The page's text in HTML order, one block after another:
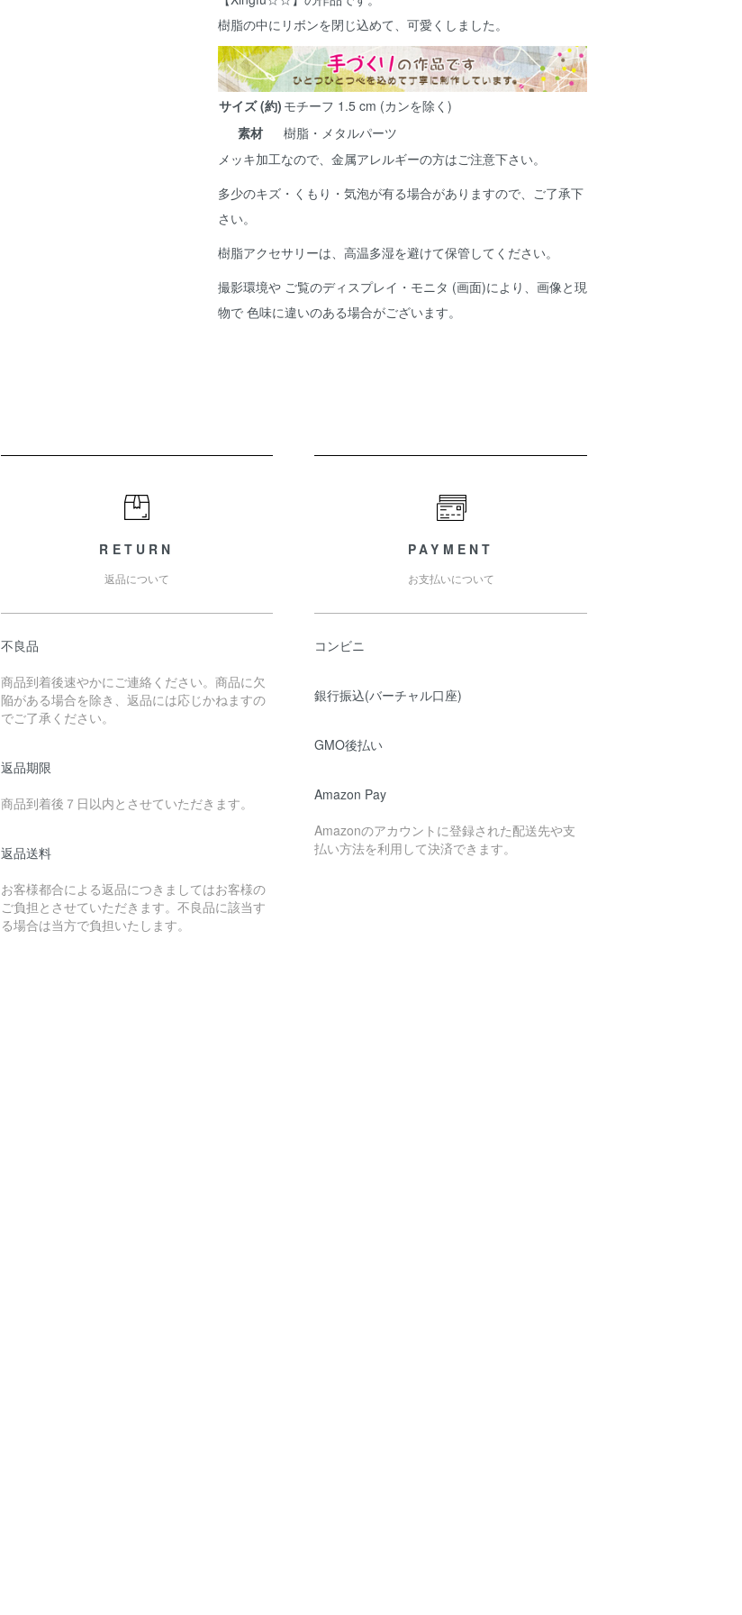
樹脂の中にリボンを閉じ込めて、可愛くしました。
サイズ (約) モチーフ 1.5 cm (カンを除く)
素材
樹脂・メタルパーツ
メッキ加工なので、金属アレルギーの方はご注意下さい。
多少のキズ・くもり・気泡が有る場合がありますので、ご了承下
さい。
樹脂アクセサリーは、高温多湿を避けて保管してください。
撮影環境や ご覧のディスプレイ・モニタ (画面)により、画像と現
物で 色味に違いのある場合がございます。
RETURN
返品について
不良品
商品到着後速やかにご連絡ください。商品に欠
陥がある場合を除き、返品には応じかねますの
でご了承ください。
返品期限
商品到着後７日以内とさせていただきます。
返品送料
お客様都合による返品につきましてはお客様の
ご負担とさせていただきます。不良品に該当す
る場合は当方で負担いたします。
PAYMENT
お支払いについて
コンビニ
銀行振込(バーチャル口座)
GMO後払い
Amazon Pay
Amazonのアカウントに登録された配送先や支
払い方法を利用して決済できます。